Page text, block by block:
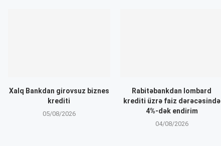
Xalq Bankdan girovsuz biznes
krediti
05/08/2026
Rabitəbankdan lombard
krediti üzrə faiz dərəcəsində
4%-dək endirim
04/08/2026